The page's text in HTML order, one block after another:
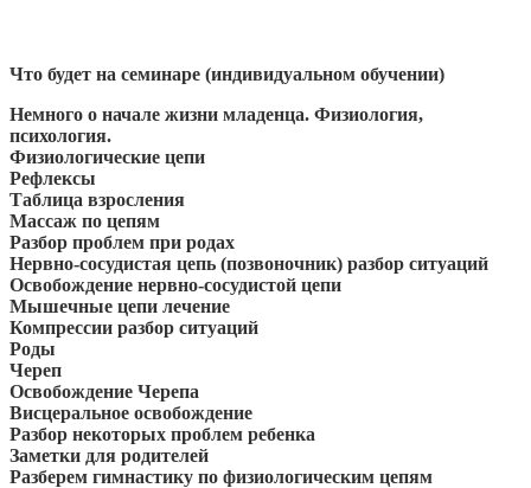
Что будет на семинаре (индивидуальном обучении)
Немного о начале жизни младенца. Физиология,
психология.
Физиологические цепи
Рефлексы
Таблица взросления
Массаж по цепям
Разбор проблем при родах
Нервно-сосудистая цепь (позвоночник) разбор ситуаций
Освобождение нервно-сосудистой цепи
Мышечные цепи лечение
Компрессии разбор ситуаций
Роды
Череп
Освобождение Черепа
Висцеральное освобождение
Разбор некоторых проблем ребенка
Заметки для родителей
Разберем гимнастику по физиологическим цепям